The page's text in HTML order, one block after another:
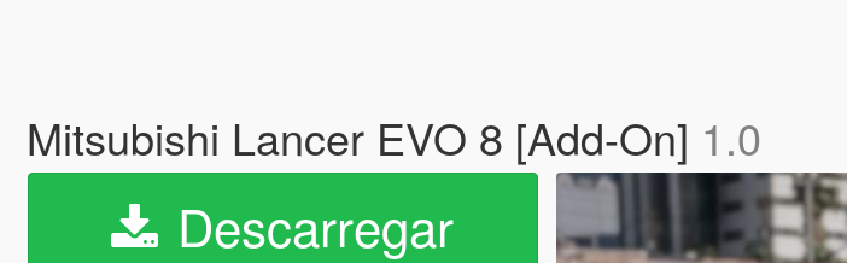
Mitsubishi Lancer EVO 8 [Add-On] 1.0
Descarregar